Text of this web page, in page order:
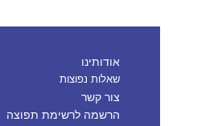
אודותינו
שאלות נפוצות
צור קשר
הרשמה לרשימת תפוצה